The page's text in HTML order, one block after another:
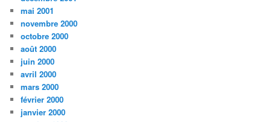
mai 2001
novembre 2000
octobre 2000
août 2000
juin 2000
avril 2000
mars 2000
février 2000
janvier 2000